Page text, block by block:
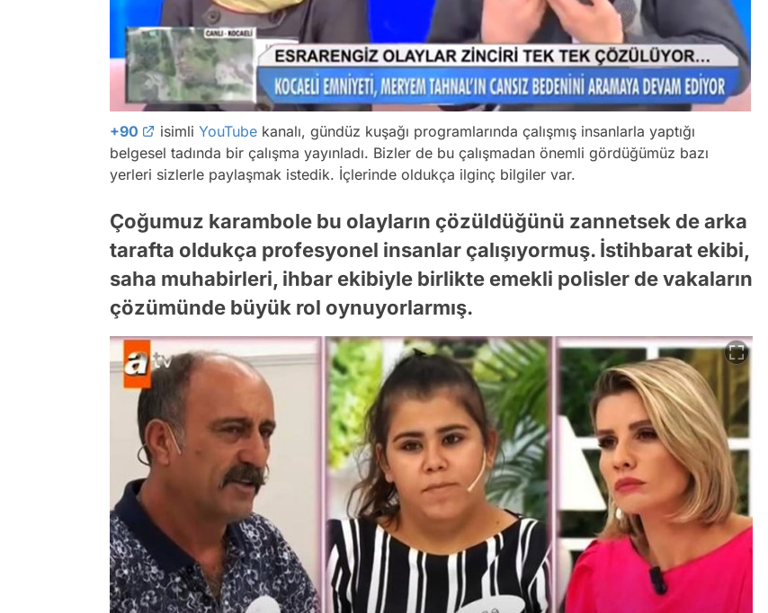
+90 isimli YouTube kanalı, gündüz kuşağı programlarında çalışmış insanlarla yaptığı
belgesel tadında bir çalışma yayınladı. Bizler de bu çalışmadan önemli gördüğümüz bazı
yerleri sizlerle paylaşmak istedik. İçlerinde oldukça ilginç bilgiler var.
Çoğumuz karambole bu olayların çözüldüğünü zannetsek de arka
tarafta oldukça profesyonel insanlar çalışıyormuş. İstihbarat ekibi,
saha muhabirleri, ihbar ekibiyle birlikte emekli polisler de vakaların
çözümünde büyük rol oynuyorlarmış.